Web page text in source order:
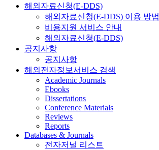
해외자료신청(E-DDS)
해외자료신청(E-DDS) 이용 방법
비용지원 서비스 안내
해외자료신청(E-DDS)
공지사항
공지사항
해외전자정보서비스 검색
Academic Journals
Ebooks
Dissertations
Conference Materials
Reviews
Reports
Databases & Journals
전자저널 리스트